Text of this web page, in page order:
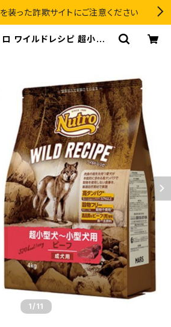
を装った詐欺サイトにご注意ください
ロ ワイルドレシピ 超小型
1 /11